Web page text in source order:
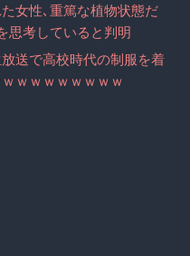
女性､重篤な植物状態だ
思考していると判明
放送で高校時代の制服を着
ｗｗｗｗｗｗｗｗ